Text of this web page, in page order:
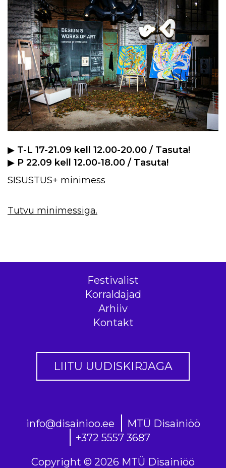
▶︎ T-L 17-21.09 kell 12.00-20.00 / Tasuta!
▶︎ P 22.09 kell 12.00-18.00 / Tasuta!
SISUSTUS+ minimess
Tutvu minimessiga.
Festivalist
Korraldajad
Arhiiv
Kontakt
LIITU UUDISKIRJAGA
info@disainioo.ee
MTÜ Disainiöö
+372 5557 3687
Copyright © 2026 MTÜ Disainiöö